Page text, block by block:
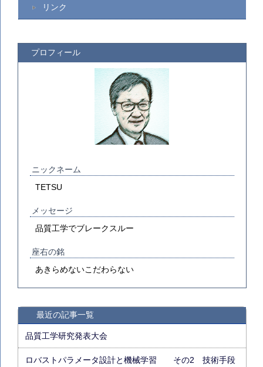
リンク
プロフィール
ニックネーム
TETSU
メッセージ
品質工学でブレークスルー
座右の銘
あきらめないこだわらない
最近の記事一覧
品質工学研究発表大会
ロバストパラメータ設計と機械学習 その2 技術手段